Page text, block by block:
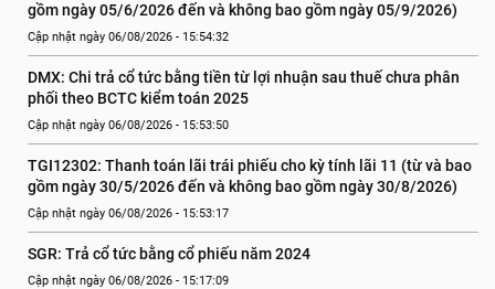
gồm ngày 05/6/2026 đến và không bao gồm ngày 05/9/2026)
Cập nhật ngày 06/08/2026 - 15:54:32
DMX: Chi trả cổ tức bằng tiền từ lợi nhuận sau thuế chưa phân
phối theo BCTC kiểm toán 2025
Cập nhật ngày 06/08/2026 - 15:53:50
TGI12302: Thanh toán lãi trái phiếu cho kỳ tính lãi 11 (từ và bao
gồm ngày 30/5/2026 đến và không bao gồm ngày 30/8/2026)
Cập nhật ngày 06/08/2026 - 15:53:17
SGR: Trả cổ tức bằng cổ phiếu năm 2024
Cập nhật ngày 06/08/2026 - 15:17:09